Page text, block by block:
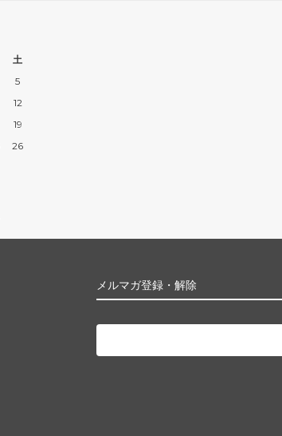
土
5
12
19
26
メルマガ登録・解除